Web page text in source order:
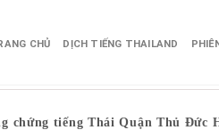
CHỦ DỊCH TIẾNG THAILAND
chứng tiếng Thái Quận Thủ Đức